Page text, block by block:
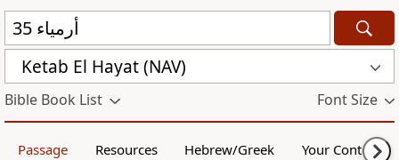
Ketab El Hayat (NAV)
Bible Book List Font Size
Passage Resources Hebrew/Greek Your Content